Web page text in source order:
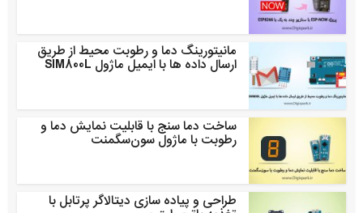
مانیتورینگ دما و رطوبت محیط از طریق
ارسال داده ها با ایمیل ماژول SIM800L
ساخت دما سنج با قابلیت نمایش دما و
رطوبت با ماژول سون‌سگمنت
طراحی و پیاده سازی دیتالاگر پرتابل با